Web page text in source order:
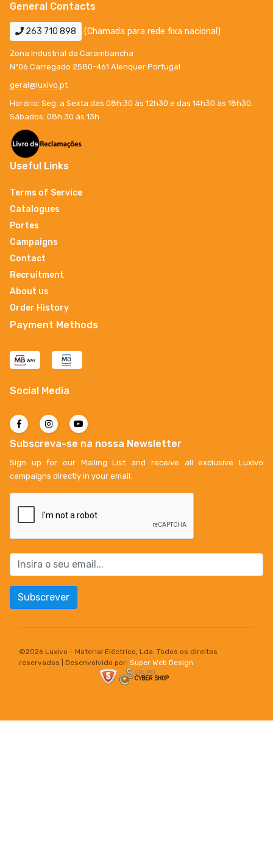
General Contacts
263 710 898 (Chamada para rede fixa nacional)
Zona Industrial da Carambancha
Nº06 Carregado 2580-461 Alenquer Portugal
geral@luxivo.pt
Horário: Seg. a Sexta das 08h:30 às 12h30 e das 14h30 às 18h30.
Sábados: 08h:30 ás 13h
Useful Links
Terms of Service
Catalogues
Portes
Campaigns
Contact
Recruitment
About us
Order History
Payment Methods
Social Media
Subscreva-se na nossa Newsletter
Sign up for our Mailing List and receive all exclusive Luxivo
campaigns directly in your email.
Subscrever
©2026 Luxivo - Material Eléctrico, Lda. Todos os direitos
reservados | Desenvolvido por: Super Web Design